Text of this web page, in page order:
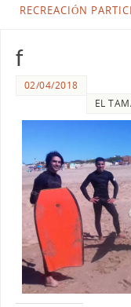
RECREACIÓN
f
02/04/2018
EL